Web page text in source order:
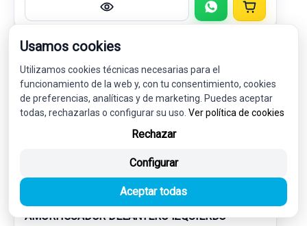
AMORTIGUADOR DELANTERO IZQUIERDO
Usamos cookies
Utilizamos cookies técnicas necesarias para el
funcionamiento de la web y, con tu consentimiento, cookies
de preferencias, analíticas y de marketing. Puedes aceptar
todas, rechazarlas o configurar su uso. Ver política de cookies
Rechazar
Configurar
Aceptar todas